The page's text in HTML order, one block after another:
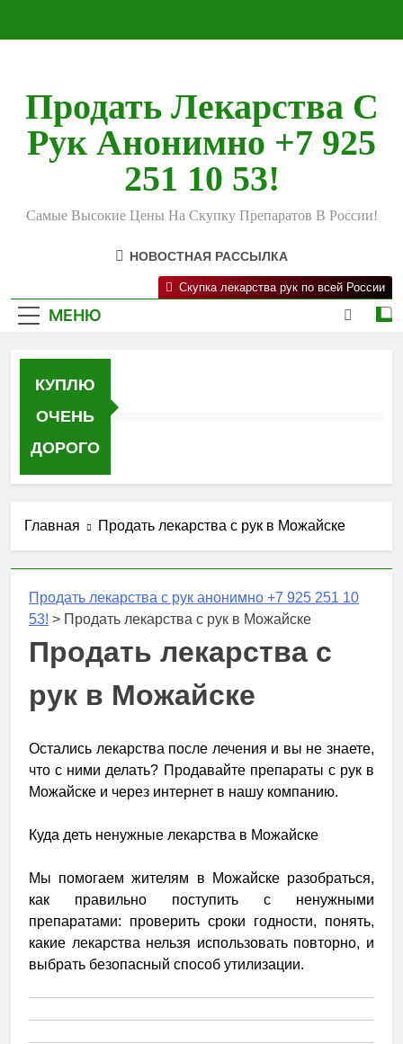
Продать Лекарства С
Рук Анонимно +7 925
251 10 53!
Самые Высокие Цены На Скупку Препаратов В России!
НОВОСТНАЯ РАССЫЛКА
МЕНЮ
Скупка лекарства рук по всей России
КУПЛЮ
ОЧЕНЬ
ДОРОГО
Главная Продать лекарства с рук в Можайске
Продать лекарства с рук анонимно +7 925 251 10
53! > Продать лекарства с рук в Можайске
Продать лекарства с
рук в Можайске
Остались лекарства после лечения и вы не знаете,
что с ними делать? Продавайте препараты с рук в
Можайске и через интернет в нашу компанию.
Куда деть ненужные лекарства в Можайске
Мы помогаем жителям в Можайске разобраться,
как правильно поступить с ненужными
препаратами: проверить сроки годности, понять,
какие лекарства нельзя использовать повторно, и
выбрать безопасный способ утилизации.